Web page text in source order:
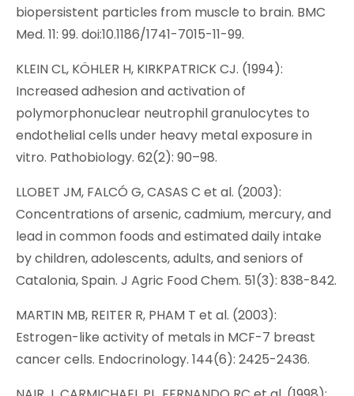
biopersistent particles from muscle to brain. BMC
Med. 11: 99. doi:10.1186/1741-7015-11-99.
KLEIN CL, KÖHLER H, KIRKPATRICK CJ. (1994):
Increased adhesion and activation of
polymorphonuclear neutrophil granulocytes to
endothelial cells under heavy metal exposure in
vitro. Pathobiology. 62(2): 90–98.
LLOBET JM, FALCÓ G, CASAS C et al. (2003):
Concentrations of arsenic, cadmium, mercury, and
lead in common foods and estimated daily intake
by children, adolescents, adults, and seniors of
Catalonia, Spain. J Agric Food Chem. 51(3): 838-842.
MARTIN MB, REITER R, PHAM T et al. (2003):
Estrogen-like activity of metals in MCF-7 breast
cancer cells. Endocrinology. 144(6): 2425-2436.